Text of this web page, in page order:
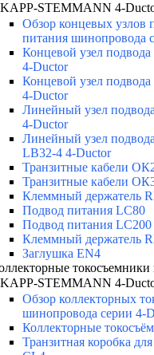
STEMMANN 4-
Обзор концевых узлов
питания шинопровода
Концевой узел
4-Ductor
Концевой узел
4-Ductor
Линейный узел
4-Ductor
Линейный узел
LB32-4 4-Ductor
Транзитные кабели
Транзитные кабели
Клеммный держатель
Подвод питания LC80
Подвод питания LC200
Клеммный держатель
Заглушка EN4
STEMMANN 4-
Обзор коллекторных
шинопровода серии 4-
Коллекторные
Транзитная коробка